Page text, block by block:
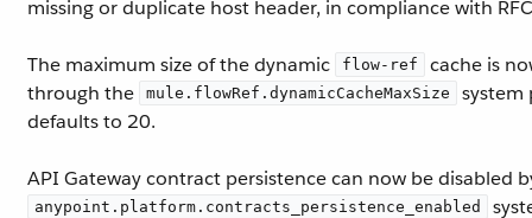
missing or duplicate host header, in compliance with
The maximum size of the dynamic flow-ref
cache is
through the
mule.flowRef.dynamicCacheMaxSize
system
defaults to 20.
API Gateway contract persistence can now be disabled
anypoint.platform.contracts_persistence_enabled